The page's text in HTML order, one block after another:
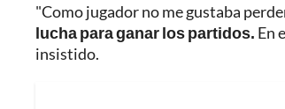
"Como jugador no me gustaba
lucha para ganar los partidos. En
insistido.